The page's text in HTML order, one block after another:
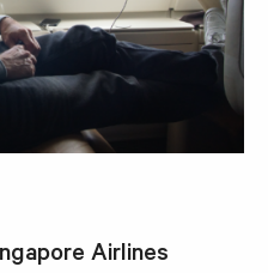
Airlines